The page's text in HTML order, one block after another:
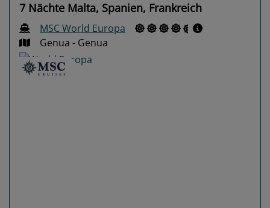
7 Nächte Malta, Spanien, Frankreich
MSC World Europa
Genua - Genua